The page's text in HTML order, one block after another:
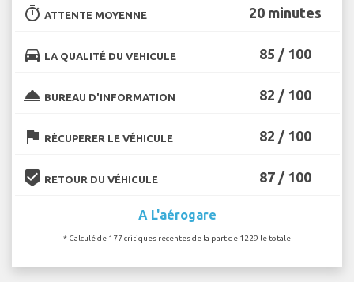
timer ATTENTE MOYENNE 20 minutes
directions_car LA QUALITÉ DU VEHICULE 85 / 100
room_service BUREAU D'INFORMATION 82 / 100
flag RÉCUPERER LE VÉHICULE 82 / 100
beenhere RETOUR DU VÉHICULE 87 / 100
A L'aérogare
* Calculé de 177 critiques recentes de la part de 1229 le totale